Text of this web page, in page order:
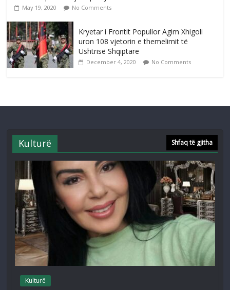
May 19, 2020 No Comments
Kryetar i Frontit Popullor Agim Xhigoli
uron 108 vjetorin e themelimit të
Ushtrisë Shqiptare
December 4, 2020 No Comments
Kulturë Shfaq të gjitha
Kulturë